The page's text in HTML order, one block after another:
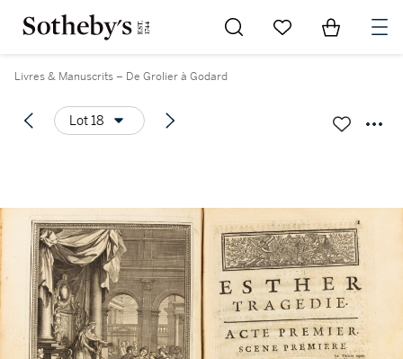
Go to My Favorites
Items in
Livres & Manuscrits – De Grolier à Godard
Lot 18